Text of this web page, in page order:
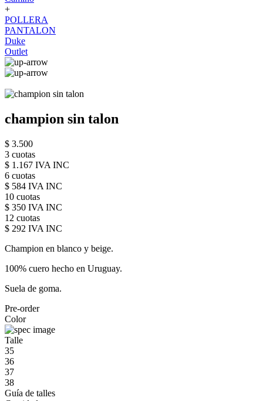
+
POLLERA
PANTALON
Duke
Outlet
champion sin talon
$ 3.500
3 cuotas
$ 1.167 IVA INC
6 cuotas
$ 584 IVA INC
10 cuotas
$ 350 IVA INC
12 cuotas
$ 292 IVA INC
Champion en blanco y beige.
100% cuero hecho en Uruguay.
Suela de goma.
Pre-order
Color
Talle
35
36
37
38
Guía de talles